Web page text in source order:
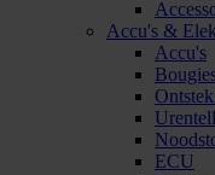
Accu's &
Accu's
ECU